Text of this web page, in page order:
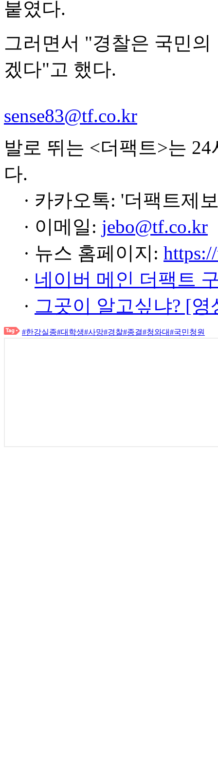
붙였다.
그러면서 "경찰은 국민
겠다"고 했다.
sense83@tf.co.kr
발로 뛰는 <더팩트>는
다.
· 카카오톡: '더팩트제
· 이메일: jebo@tf.co.kr
· 뉴스 홈페이지:
· 네이버 메인 더팩트
· 그곳이 알고싶냐? [
#한강실종#대학생#사망#경찰#종결#청와대#국민청원